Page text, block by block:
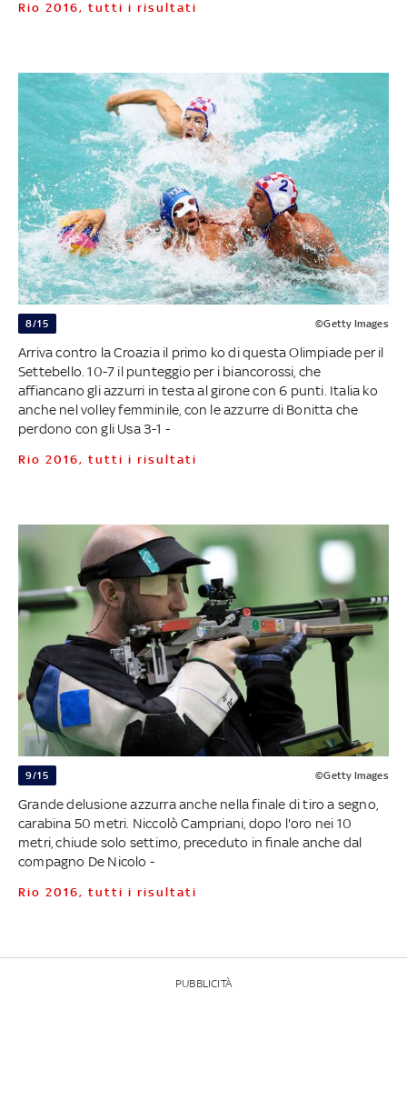
Rio 2016, tutti i risultati
8/15 ©Getty Images
Arriva contro la Croazia il primo ko di questa Olimpiade per il
Settebello. 10-7 il punteggio per i biancorossi, che
affiancano gli azzurri in testa al girone con 6 punti. Italia ko
anche nel volley femminile, con le azzurre di Bonitta che
perdono con gli Usa 3-1 -
Rio 2016, tutti i risultati
9/15 ©Getty Images
Grande delusione azzurra anche nella finale di tiro a segno,
carabina 50 metri. Niccolò Campriani, dopo l'oro nei 10
metri, chiude solo settimo, preceduto in finale anche dal
compagno De Nicolo -
Rio 2016, tutti i risultati
PUBBLICITÀ